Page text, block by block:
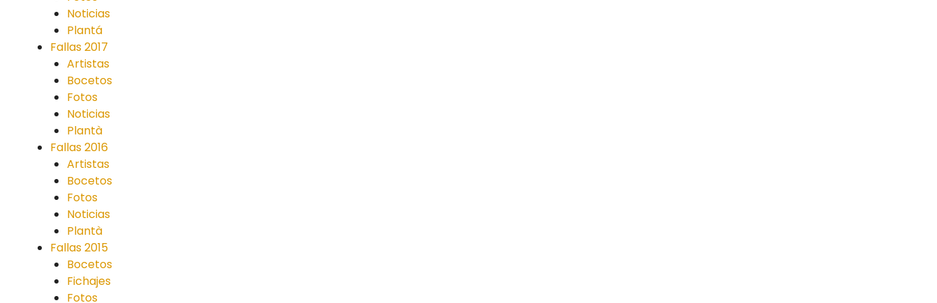
Noticias
Plantá
Fallas 2017
Artistas
Bocetos
Fotos
Noticias
Plantà
Fallas 2016
Artistas
Bocetos
Fotos
Noticias
Plantà
Fallas 2015
Bocetos
Fichajes
Fotos